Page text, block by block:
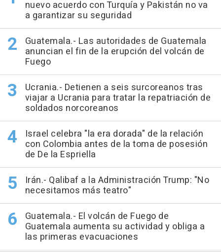
nuevo acuerdo con Turquía y Pakistán no va
a garantizar su seguridad
Guatemala.- Las autoridades de Guatemala
anuncian el fin de la erupción del volcán de
Fuego
Ucrania.- Detienen a seis surcoreanos tras
viajar a Ucrania para tratar la repatriación de
soldados norcoreanos
Israel celebra "la era dorada" de la relación
con Colombia antes de la toma de posesión
de De la Espriella
Irán.- Qalibaf a la Administración Trump: "No
necesitamos más teatro"
Guatemala.- El volcán de Fuego de
Guatemala aumenta su actividad y obliga a
las primeras evacuaciones